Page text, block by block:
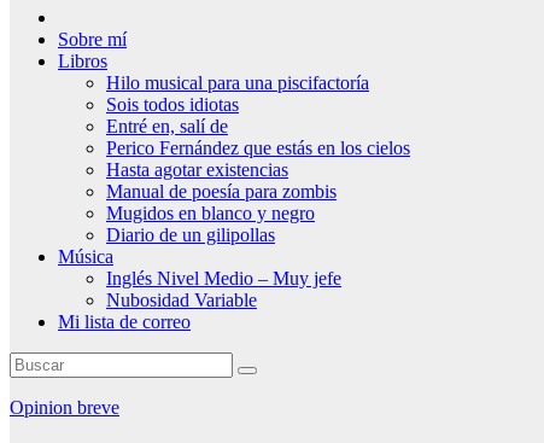
Sobre mí
Libros
Hilo musical para una piscifactoría
Sois todos idiotas
Entré en, salí de
Perico Fernández que estás en los cielos
Hasta agotar existencias
Manual de poesía para zombis
Mugidos en blanco y negro
Diario de un gilipollas
Música
Inglés Nivel Medio – Muy jefe
Nubosidad Variable
Mi lista de correo
Opinion breve